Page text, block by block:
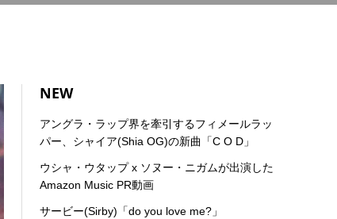
NEW
アングラ・ラップ界を牽引するフィメールラッ
パー、シャイア(Shia OG)の新曲「C O D」
ウシャ・ウタップ x ソヌー・ニガムが出演した
Amazon Music PR動画
サービー(Sirby)「do you love me?」